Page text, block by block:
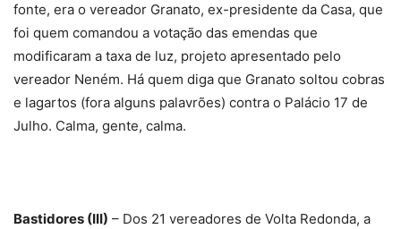
fonte, era o vereador Granato, ex-presidente da Casa, que
foi quem comandou a votação das emendas que
modificaram a taxa de luz, projeto apresentado pelo
vereador Neném. Há quem diga que Granato soltou cobras
e lagartos (fora alguns palavrões) contra o Palácio 17 de
Julho. Calma, gente, calma.
Bastidores (III) – Dos 21 vereadores de Volta Redonda, a